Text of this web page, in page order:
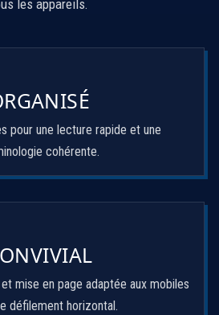
les appareils.
pour une lecture rapide et une
cohérente.
mise en page adaptée aux mobiles
défilement horizontal.